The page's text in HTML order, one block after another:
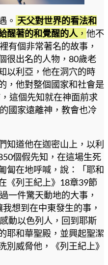
。 天父對世界的看法和
醒著的和覺醒的人 ， 他不
有個非常著名的故事，
很出名的人物，80歲老
以利亞，他在洞穴的時
，他對整個國家和社會是
這個先知就在神面前求
國家遠離神，教會也冷
知道他在迦密山上，以利
個假先知，在這場生死
匐在地呼喊，說：「耶和
《列王紀上》18章39節
一件驚天動地的大事，
想到在中東發生的事，
動以色列人，回到耶斯
耶和華聖殿，並興起聖潔
別威脅他，《列王紀上》